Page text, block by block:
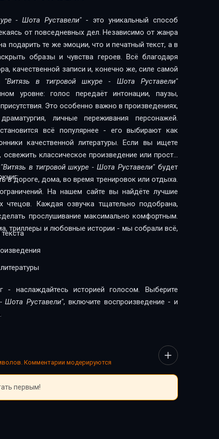
Тариэла о том, как он убил льва и
и свидание их с АсматОтъезд Автандила к
Автандила к Фридону после разлуки его с
Нестан-ДареджанПрибытие Автандила в
Автандила с ФатьмоюФатьма влюбляется в
Фатьмой АвтандилуОтвет Автандила и встреча
рассказывает Автандилу историю
Дареджан и рассказывает о ней УсенуУсен
о пленении Нестан-Дареджан каджами,
Фатьмы к Нестан-ДареджанПослание
Нестан-Дареджан к возлюбленномуПослание
из Гуланшаро и встреча его с ТариэломОтъезд
КаджетиВзятие Каджети и освобождение
к царю морейПрибытие Тариэла в царство
Дареджан, устроенная царем Нурадин-
и видит свои сокровищаСвадьба Автандила и
Тариэла и Нестан-ДареджанЗаключение
Nestan-Daredzhan
ego ot ruki Tariela
vtorym taynym ego otezdom
- Шота Руставели"- это уникальный способ
от повседневных дел. Независимо от жанра
подарить те же эмоции, что и печатный текст, а в
образы и чувства героев. Всё благодаря
качественной записи и, конечно же, силе самой
"Витязь в тигровой шкуре - Шота Руставели"
уровне: голос передаёт интонации, паузы,
Это особенно важно в произведениях,
личные переживания персонажей.
всё популярнее - его выбирают как
литературы. Если вы ищете
классическое произведение или просто
"Витязь в тигровой шкуре - Шота Руставели" будет
в дороге, дома, во время тренировок или отдыха.
На нашем сайте вы найдёте лучшие
чтецов. Каждая озвучка тщательно подобрана,
прослушивание максимально комфортным.
триллеры и любовные истории - мы собрали всё,
- наслаждайтесь историей голосом. Выберите
Шота Руставели", включите воспроизведение - и
Комментарии модерируются
первым!